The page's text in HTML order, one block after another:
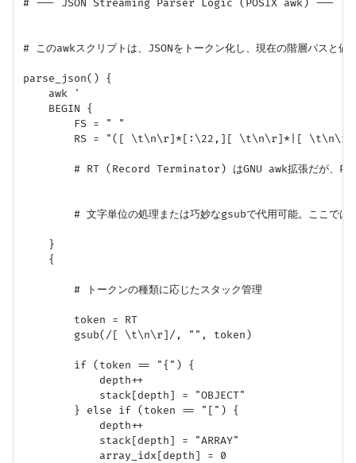
# --- JSON Streaming Parser Logic (POSIX awk) ---
# このawkスクリプトは、JSONをトークン化し、現在の階層パスと値
parse_json() {
    awk '
    BEGIN {
        FS = " "
RS = "([ \t\n\r]*[:\22,][ \t\n\r]*|[
# RT (Record Terminator) はGNU awk拡張だが、
# 文字単位の処理または巧妙なgsubで代用可能。ここでは
    }
    {
        # トークンの種類に応じたスタック管理
        token = RT
        gsub(/[ \t\n\r]/, "", token)
        if (token == "{") {
            depth++
            stack[depth] = "OBJECT"
        } else if (token == "[") {
            depth++
            stack[depth] = "ARRAY"
            array_idx[depth] = 0